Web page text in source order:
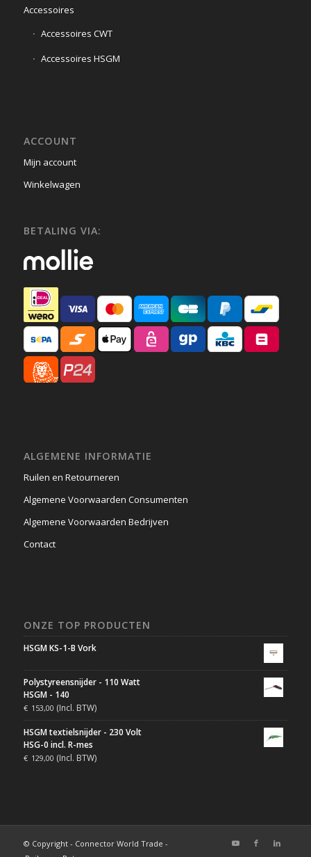
Accessoires
Accessoires CWT
Accessoires HSGM
ACCOUNT
Mijn account
Winkelwagen
BETALING VIA:
ALGEMENE INFORMATIE
Ruilen en Retourneren
Algemene Voorwaarden Consumenten
Algemene Voorwaarden Bedrijven
Contact
ONZE TOP PRODUCTEN
HSGM KS-1-B Vork
Polystyreensnijder - 110 Watt
HSGM - 140
€ 153,00 (Incl. BTW)
HSGM textielsnijder - 230 Volt
HSG-0 incl. R-mes
€ 129,00 (Incl. BTW)
© Copyright - Connector World Trade -